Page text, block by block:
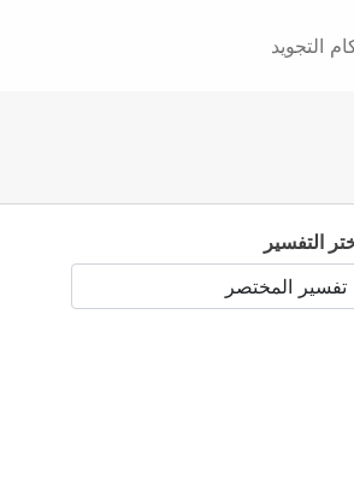
التجويد
التفسير